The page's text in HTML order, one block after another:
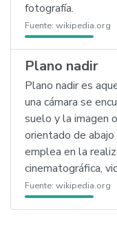
fotografía.
Fuente: wikipedia.org
Plano nadir
Plano nadir es
una cámara se
suelo y la imagen
orientado de
emplea en la
cinematográfica,
Fuente: wikipedia.org